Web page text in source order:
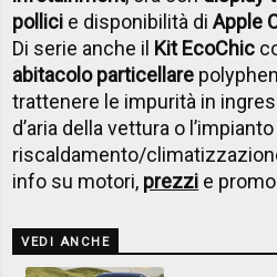
pollici e disponibilità diApple
Di serie anche il Kit EcoChic
abitacolo particellare
trattenere le impurità in
d’aria della vettura o
riscaldamento/
info su motori, prezzi e
VEDI ANCHE